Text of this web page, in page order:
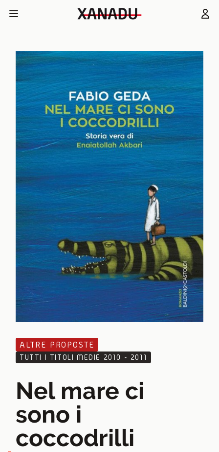
ALTRE PROPOSTE
TUTTI I TITOLI MEDIE 2010 - 2011
Nel mare ci
sono i
coccodrilli